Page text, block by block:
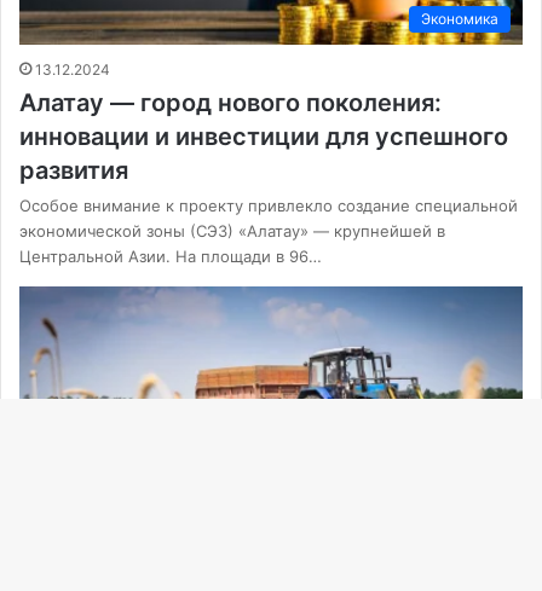
Экономика
13.12.2024
Алатау — город нового поколения:
инновации и инвестиции для успешного
развития
Особое внимание к проекту привлекло создание специальной
экономической зоны (СЭЗ) «Алатау» — крупнейшей в
Центральной Азии. На площади в 96…